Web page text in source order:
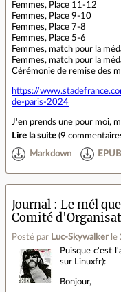
Femmes, Place 11-12
Femmes, Place 9-10
Femmes, Place 7-8
Femmes, Place 5-6
Femmes, match pour la
Femmes, match pour la
Cérémonie de remise des
https://
de-paris-2024
J'en prends une pour moi,
Lire la suite (9
Markdown EPUB
Journal
Le mél
Comité
Posté par Luc-Skywalker le
Puisque c'est
sur Linuxfr):
Bonjour,